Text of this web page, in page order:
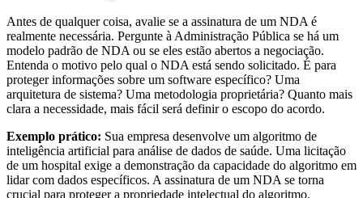
Antes de qualquer coisa, avalie se a assinatura de um NDA é
realmente necessária. Pergunte à Administração Pública se há um
modelo padrão de NDA ou se eles estão abertos a negociação.
Entenda o motivo pelo qual o NDA está sendo solicitado. É para
proteger informações sobre um software específico? Uma
arquitetura de sistema? Uma metodologia proprietária? Quanto mais
clara a necessidade, mais fácil será definir o escopo do acordo.
Exemplo prático: Sua empresa desenvolve um algoritmo de
inteligência artificial para análise de dados de saúde. Uma licitação
de um hospital exige a demonstração da capacidade do algoritmo em
lidar com dados específicos. A assinatura de um NDA se torna
crucial para proteger a propriedade intelectual do algoritmo.